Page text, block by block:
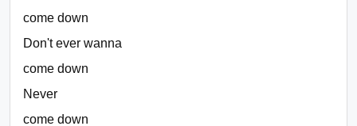
come down
Don't ever wanna
come down
Never
come down